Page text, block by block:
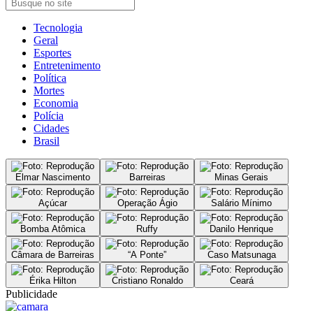
Tecnologia
Geral
Esportes
Entretenimento
Política
Mortes
Economia
Polícia
Cidades
Brasil
Elmar Nascimento Barreiras Minas Gerais
Açúcar Operação Ágio Salário Mínimo
Bomba Atômica Ruffy Danilo Henrique
Câmara de Barreiras “A Ponte” Caso Matsunaga
Érika Hilton Cristiano Ronaldo Ceará
Publicidade